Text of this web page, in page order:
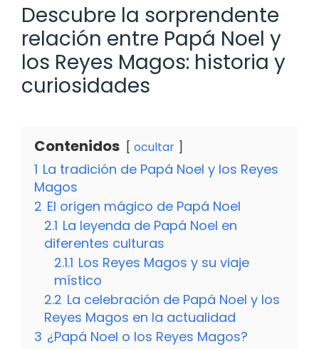
Descubre la sorprendente
relación entre Papá Noel y
los Reyes Magos: historia y
curiosidades
Contenidos ocultar
1 La tradición de Papá Noel y los Reyes
Magos
2 El origen mágico de Papá Noel
2.1 La leyenda de Papá Noel en
diferentes culturas
2.1.1 Los Reyes Magos y su viaje
místico
2.2 La celebración de Papá Noel y los
Reyes Magos en la actualidad
3 ¿Papá Noel o los Reyes Magos?